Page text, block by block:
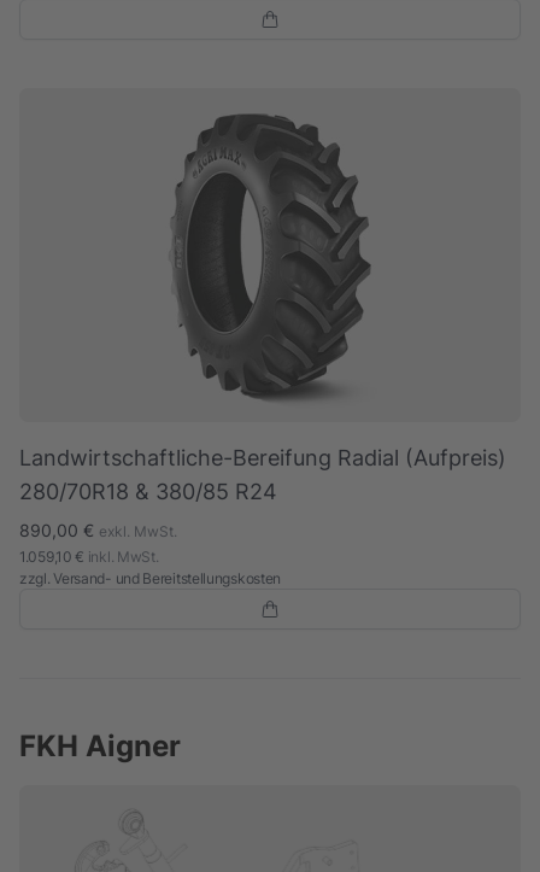
Landwirtschaftliche-Bereifung Radial (Aufpreis)
280/70R18 & 380/85 R24
890,00 € exkl. MwSt.
1.059,10 € inkl. MwSt.
zzgl.Versand- und Bereitstellungskosten
FKH Aigner